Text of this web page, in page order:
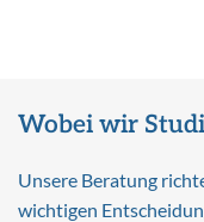
Wobei wir
Unsere Beratung
wichtigen